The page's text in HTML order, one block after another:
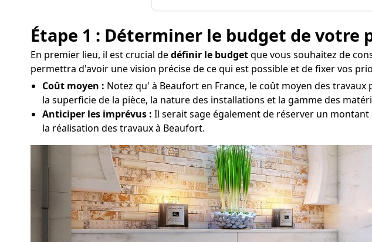
Étape 1 : Déterminer le budget de votre
En premier lieu, il est crucial dedéfinir le budgetque vous souhaitez de
permettra d'avoir une vision précise de ce qui est possible et de fixer vos
Coût moyen : Notez qu' à Beaufort en France, le coût moyen des
la superficie de la pièce, la nature des installations et la gamme des
Anticiper les imprévus : Il serait sage également de réserver un
la réalisation des travaux à Beaufort.